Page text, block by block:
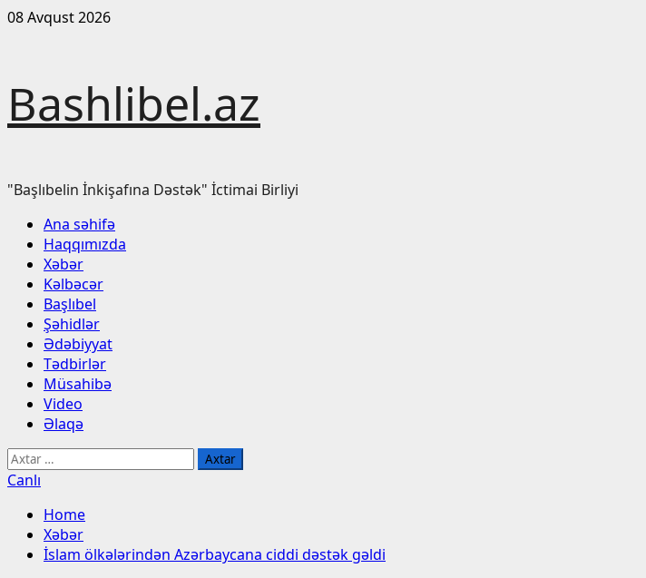
Skip
08 Avqust 2026
Bashlibel.az
"Başlıbelin İnkişafına Dəstək" İctimai Birliyi
Primary
Menu
Ana səhifə
Haqqımızda
Xəbər
Kəlbəcər
Başlıbel
Şəhidlər
Ədəbiyyat
Tədbirlər
Müsahibə
Video
Əlaqə
Axtarış:
Canlı
Home
Xəbər
İslam ölkələrindən Azərbaycana ciddi dəstək gəldi